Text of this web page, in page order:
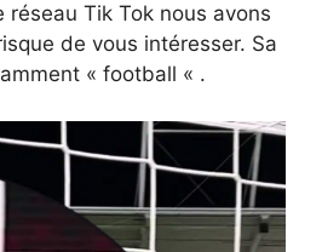
réseau Tik Tok nous avons
de vous intéresser. Sa
« football « .